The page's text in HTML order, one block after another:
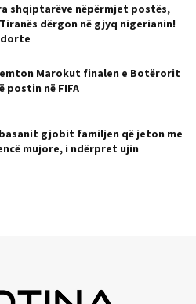
shqiptarëve nëpërmjet postës,
dërgon në gjyq nigerianin!
Marokut finalen e Botërorit
postin në FIFA
gjobit familjen që jeton me
mujore, i ndërpret ujin